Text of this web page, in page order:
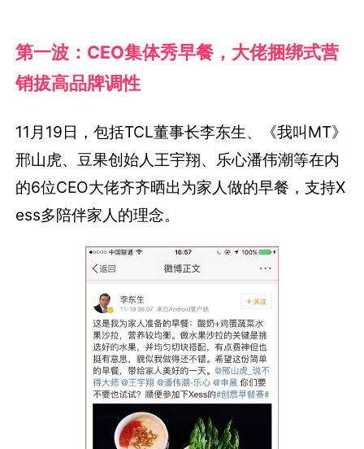
第一波：CEO集体秀早餐，大佬捆绑式营
销拔高品牌调性
11月19日，包括TCL董事长李东生、《我叫MT》
邢山虎、豆果创始人王宇翔、乐心潘伟潮等在内
的6位CEO大佬齐齐晒出为家人做的早餐，支持X
ess多陪伴家人的理念。